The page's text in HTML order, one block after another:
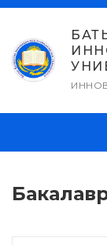
Skip
content